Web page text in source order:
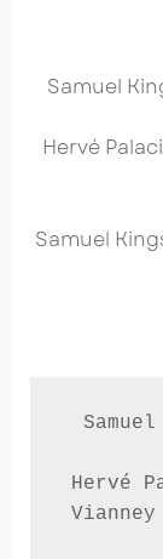
Samuel
Hervé
Samuel
Hervé